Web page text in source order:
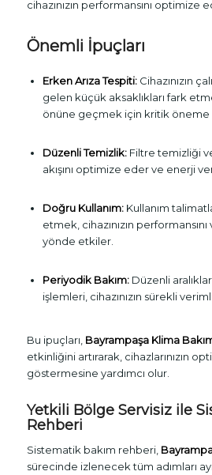
cihazınızın performansını optimize
Önemli İpuçları
Erken Arıza Tespiti:Cihazınızın
gelen küçük aksaklıkları fark
önüne geçmek için kritik öneme
Düzenli Temizlik:Filtre temizliği
akışını optimize eder ve enerji
Doğru Kullanım:Kullanım
etmek, cihazınızın
yönde etkiler.
Periyodik Bakım:Düzenli
işlemleri, cihazınızın sürekli verimli
Bu ipuçları, Bayrampaşa Klima
etkinliğini artırarak, cihazlarınızın
göstermesine yardımcı olur.
Yetkili Bölge Servisiz ile
Rehberi
Sistematik bakım rehberi,
sürecinde izlenecek tüm adımları